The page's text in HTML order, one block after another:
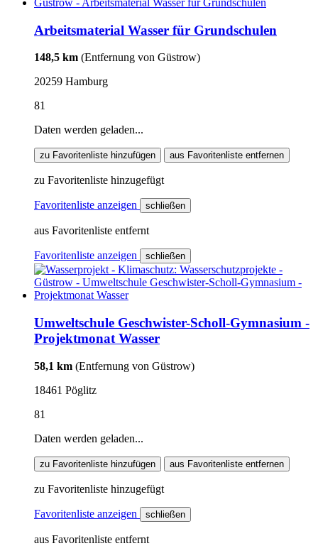
Arbeitsmaterial Wasser für Grundschulen
148,5 km (Entfernung von Güstrow)
20259 Hamburg
81
Daten werden geladen...
zu Favoritenliste hinzufügen aus Favoritenliste entfernen
zu Favoritenliste hinzugefügt
Favoritenliste anzeigen schließen
aus Favoritenliste entfernt
Favoritenliste anzeigen schließen
Umweltschule Geschwister-Scholl-Gymnasium -
Projektmonat Wasser
58,1 km (Entfernung von Güstrow)
18461 Pöglitz
81
Daten werden geladen...
zu Favoritenliste hinzufügen aus Favoritenliste entfernen
zu Favoritenliste hinzugefügt
Favoritenliste anzeigen schließen
aus Favoritenliste entfernt